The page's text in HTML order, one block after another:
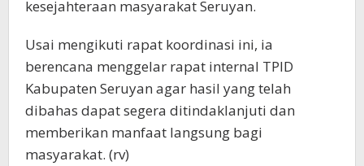
kesejahteraan masyarakat Seruyan.
Usai mengikuti rapat koordinasi ini, ia
berencana menggelar rapat internal TPID
Kabupaten Seruyan agar hasil yang telah
dibahas dapat segera ditindaklanjuti dan
memberikan manfaat langsung bagi
masyarakat. (rv)